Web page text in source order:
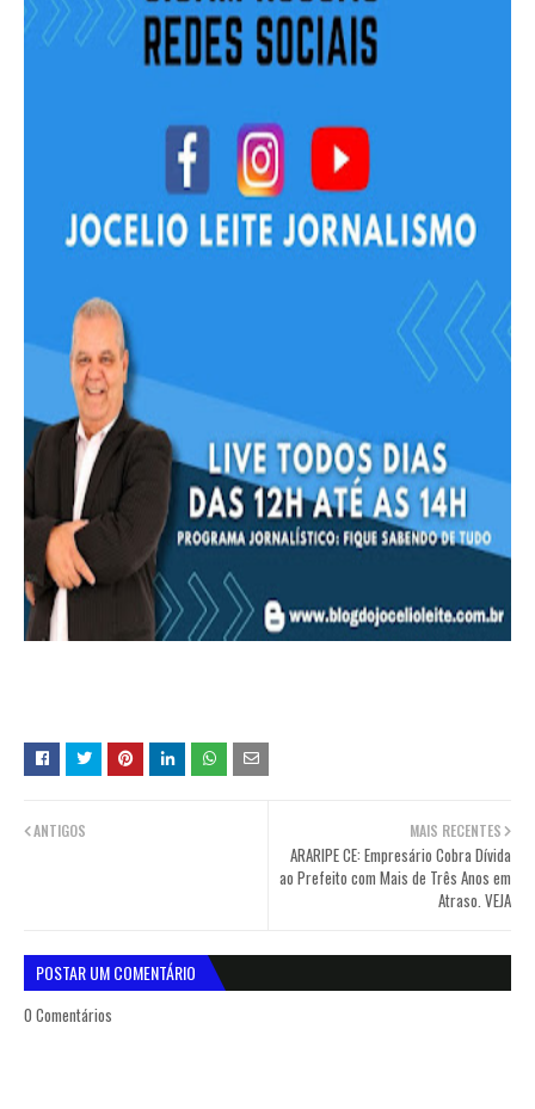
MAIS RECENTES
ARARIPE CE: Empresário Cobra Dívida
ao Prefeito com Mais de Três Anos em
Atraso. VEJA
ANTIGOS
POSTAR UM COMENTÁRIO
0 Comentários